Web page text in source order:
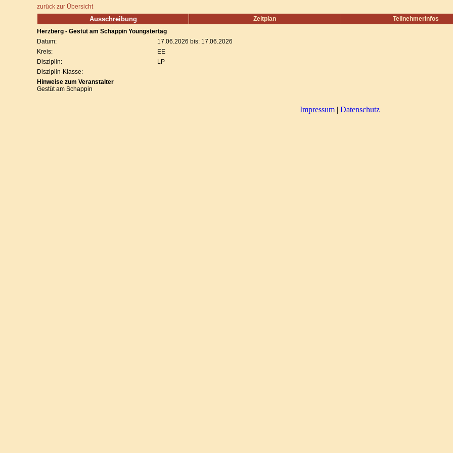
zurück zur Übersicht
Ausschreibung Zeitplan Teilnehmerinfos
Herzberg - Gestüt am Schappin Youngstertag
Datum:
17.06.2026 bis: 17.06.2026
Kreis:
EE
Disziplin:
LP
Disziplin-Klasse:
Hinweise zum Veranstalter
Gestüt am Schappin
Impressum | Datenschutz